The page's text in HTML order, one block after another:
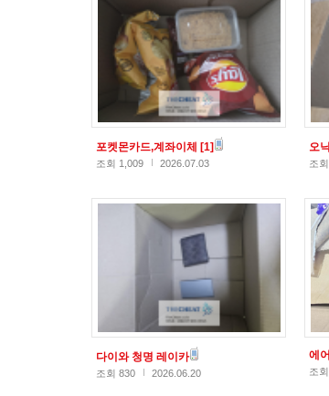
포켓몬카드,계좌이체 [1]
조회 1,009 2026.07.03
오
조
다이와 청명 레이카
조회 830 2026.06.20
에
조